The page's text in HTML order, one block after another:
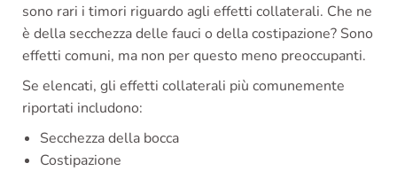
sono rari i timori riguardo agli effetti collaterali. Che ne
è della secchezza delle fauci o della costipazione? Sono
effetti comuni, ma non per questo meno preoccupanti.
Se elencati, gli effetti collaterali più comunemente
riportati includono:
Secchezza della bocca
Costipazione